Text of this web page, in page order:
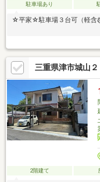
駐車場あり
☆平家☆駐車場３台可（軽含
三重県津市城山
2階建て